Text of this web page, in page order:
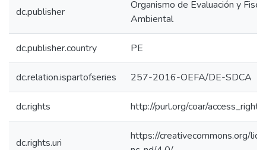
dc.publisher
Organismo de Evaluación y
Ambiental
dc.publisher.country PE
dc.relation.ispartofseries 257-2016-OEFA/DE-SDCA
dc.rights http://purl.org/coar/access_right/
dc.rights.uri
https://creativecommons.org/